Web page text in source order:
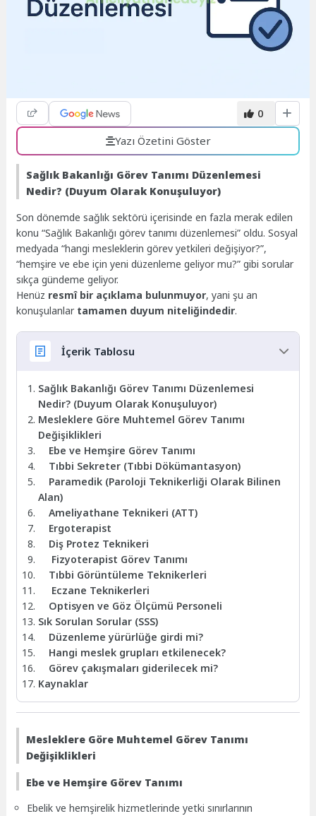
0
Yazı Özetini Göster
Sağlık Bakanlığı Görev Tanımı Düzenlemesi
Nedir? (Duyum Olarak Konuşuluyor)
Son dönemde sağlık sektörü içerisinde en fazla merak edilen
konu “Sağlık Bakanlığı görev tanımı düzenlemesi” oldu. Sosyal
medyada “hangi mesleklerin görev yetkileri değişiyor?”,
“hemşire ve ebe için yeni düzenleme geliyor mu?” gibi sorular
sıkça gündeme geliyor.
Henüz resmî bir açıklama bulunmuyor, yani şu an
konuşulanlar tamamen duyum niteliğindedir.
İçerik Tablosu
Sağlık Bakanlığı Görev Tanımı Düzenlemesi
Nedir? (Duyum Olarak Konuşuluyor)
Mesleklere Göre Muhtemel Görev Tanımı
Değişiklikleri
Ebe ve Hemşire Görev Tanımı
Tıbbi Sekreter (Tıbbi Dökümantasyon)
Paramedik (Paroloji Teknikerliği Olarak Bilinen
Alan)
Ameliyathane Teknikeri (ATT)
Ergoterapist
Diş Protez Teknikeri
Fizyoterapist Görev Tanımı
Tıbbi Görüntüleme Teknikerleri
Eczane Teknikerleri
Optisyen ve Göz Ölçümü Personeli
Sık Sorulan Sorular (SSS)
Düzenleme yürürlüğe girdi mi?
Hangi meslek grupları etkilenecek?
Görev çakışmaları giderilecek mi?
Kaynaklar
Mesleklere Göre Muhtemel Görev Tanımı
Değişiklikleri
Ebe ve Hemşire Görev Tanımı
Ebelik ve hemşirelik hizmetlerinde yetki sınırlarının